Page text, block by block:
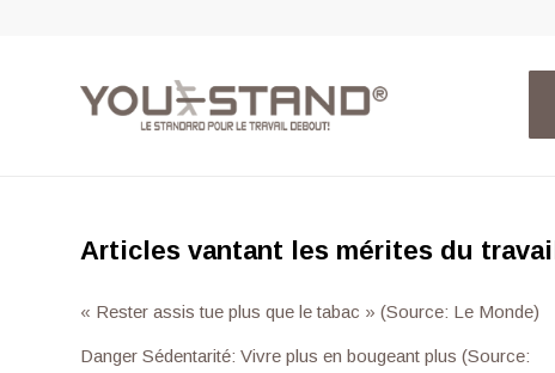
Articles vantant les mérites du
« Rester assis tue plus que le tabac » (Source: Le Monde)
Danger Sédentarité: Vivre plus en bougeant plus (Source: